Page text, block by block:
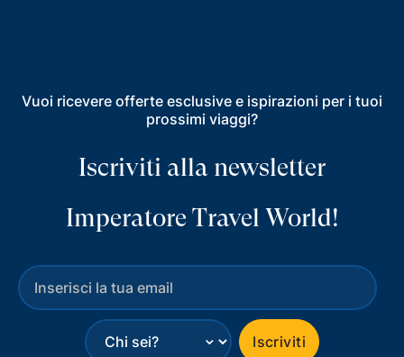
Vuoi ricevere offerte esclusive e ispirazioni per i tuoi
prossimi viaggi?
Iscriviti alla newsletter
Imperatore Travel World!
⌄ Iscriviti